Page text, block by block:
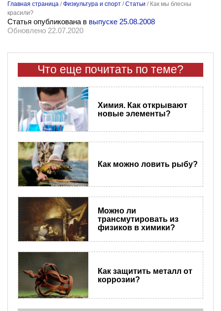
Главная страница /Физкультура и спорт /Статьи / Как мы блесны
красили?
Статья опубликована в выпуске 25.08.2008
Обновлено 22.07.2020
Что еще почитать по теме?
Химия. Как открывают
новые элементы?
Как можно ловить рыбу?
Можно ли
трансмутировать из
физиков в химики?
Как защитить металл от
коррозии?